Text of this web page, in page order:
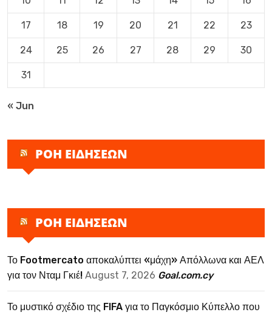
17 18 19 20 21 22 23
24 25 26 27 28 29 30
31
« Jun
ΡΟΗ ΕΙΔΗΣΕΩΝ
ΡΟΗ ΕΙΔΗΣΕΩΝ
Το Footmercato αποκαλύπτει «μάχη» Απόλλωνα και ΑΕΛ
για τον Νταμ Γκιέ! August 7, 2026 Goal.com.cy
Το μυστικό σχέδιο της FIFA για το Παγκόσμιο Κύπελλο που